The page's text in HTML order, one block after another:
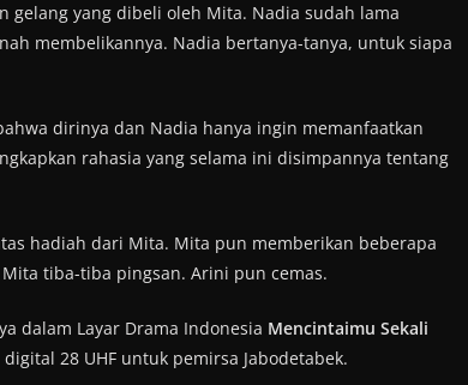
gelang yang dibeli oleh Mita. Nadia sudah lama
membelikannya. Nadia bertanya-tanya, untuk siapa
dirinya dan Nadia hanya ingin memanfaatkan
rahasia yang selama ini disimpannya tentang
hadiah dari Mita. Mita pun memberikan beberapa
tiba-tiba pingsan. Arini pun cemas.
dalam Layar Drama Indonesia Mencintaimu Sekali
28 UHF untuk pemirsa Jabodetabek.